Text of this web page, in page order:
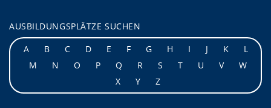
AUSBILDUNGSPLÄTZE SUCHEN
A
B C D E F G H I J K
L
M
N O P Q R S T U V
W
X
Y Z